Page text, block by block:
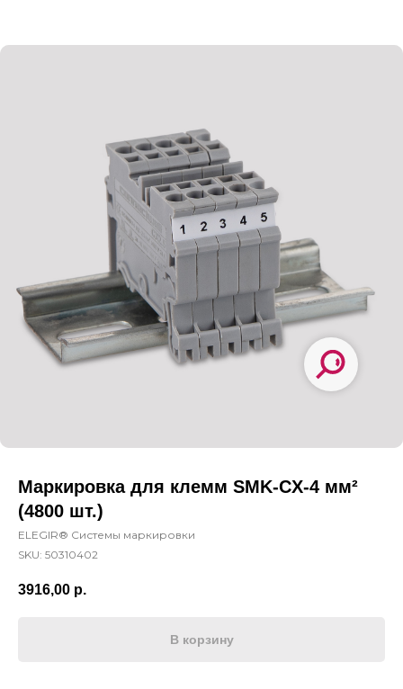
Маркировка для клемм SMK-CX-4 мм²
(4800 шт.)
ELEGIR® Системы маркировки
SKU: 50310402
3916,00 р.
В корзину